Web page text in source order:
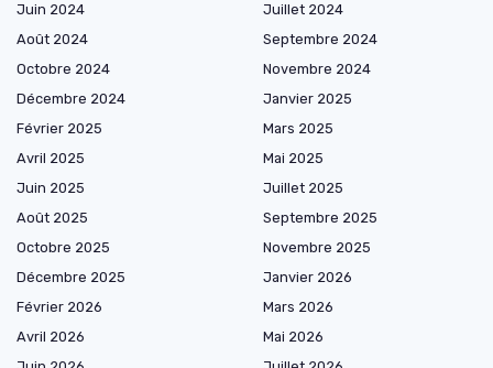
Juin 2024
Juillet 2024
Août 2024
Septembre 2024
Octobre 2024
Novembre 2024
Décembre 2024
Janvier 2025
Février 2025
Mars 2025
Avril 2025
Mai 2025
Juin 2025
Juillet 2025
Août 2025
Septembre 2025
Octobre 2025
Novembre 2025
Décembre 2025
Janvier 2026
Février 2026
Mars 2026
Avril 2026
Mai 2026